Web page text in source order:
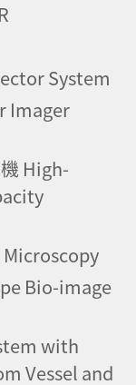
System
Imager
High-
Bio-image
with
Vessel and